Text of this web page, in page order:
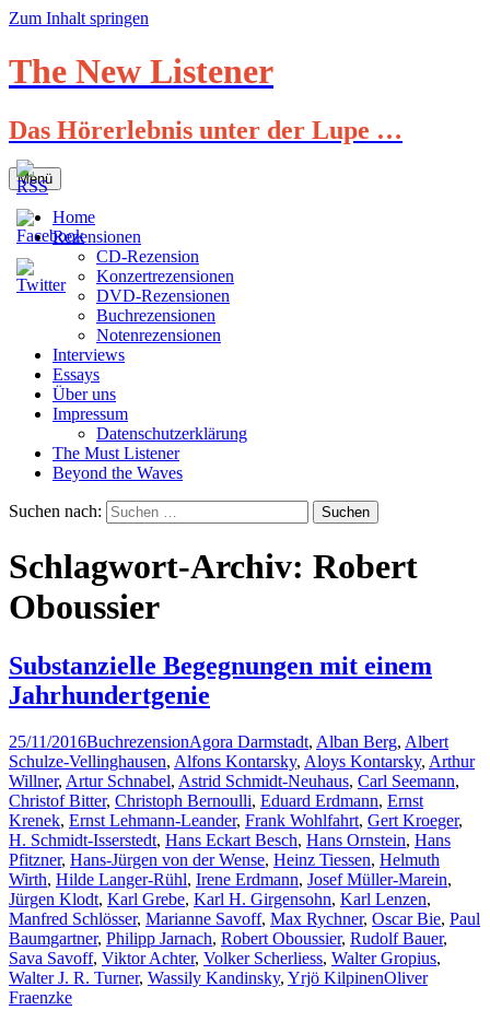
Zum Inhalt springen
The New Listener
Das Hörerlebnis unter der Lupe …
Menü
Home
Rezensionen
CD-Rezension
Konzertrezensionen
DVD-Rezensionen
Buchrezensionen
Notenrezensionen
Interviews
Essays
Über uns
Impressum
Datenschutzerklärung
The Must Listener
Beyond the Waves
Suchen nach:
Schlagwort-Archiv: Robert
Oboussier
Substanzielle Begegnungen mit einem
Jahrhundertgenie
25/11/2016BuchrezensionAgora Darmstadt, Alban Berg, Albert
Schulze-Vellinghausen, Alfons Kontarsky, Aloys Kontarsky, Arthur
Willner, Artur Schnabel, Astrid Schmidt-Neuhaus, Carl Seemann,
Christof Bitter, Christoph Bernoulli, Eduard Erdmann, Ernst
Krenek, Ernst Lehmann-Leander, Frank Wohlfahrt, Gert Kroeger,
H. Schmidt-Isserstedt, Hans Eckart Besch, Hans Ornstein, Hans
Pfitzner, Hans-Jürgen von der Wense, Heinz Tiessen, Helmuth
Wirth, Hilde Langer-Rühl, Irene Erdmann, Josef Müller-Marein,
Jürgen Klodt, Karl Grebe, Karl H. Girgensohn, Karl Lenzen,
Manfred Schlösser, Marianne Savoff, Max Rychner, Oscar Bie, Paul
Baumgartner, Philipp Jarnach, Robert Oboussier, Rudolf Bauer,
Sava Savoff, Viktor Achter, Volker Scherliess, Walter Gropius,
Walter J. R. Turner, Wassily Kandinsky, Yrjö KilpinenOliver
Fraenzke